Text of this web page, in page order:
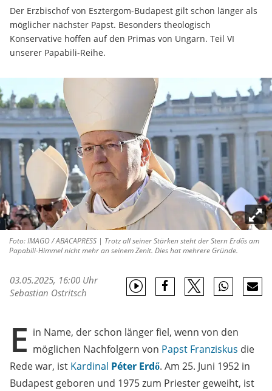
Der Erzbischof von Esztergom-Budapest gilt schon länger als
möglicher nächster Papst. Besonders theologisch
Konservative hoffen auf den Primas von Ungarn. Teil VI
unserer Papabili-Reihe.
Foto: IMAGO / ABACAPRESS | Trotz all seiner Stärken steht der Stern Erdős am
Papabili-Himmel nicht mehr an seinem Zenit. Dies hat mehrere Gründe.
03.05.2025, 16:00 Uhr
Sebastian Ostritsch
E in Name, der schon länger fiel, wenn von den
möglichen Nachfolgern von Papst Franziskus die
Rede war, ist Kardinal Péter Erdő. Am 25. Juni 1952 in
Budapest geboren und 1975 zum Priester geweiht, ist